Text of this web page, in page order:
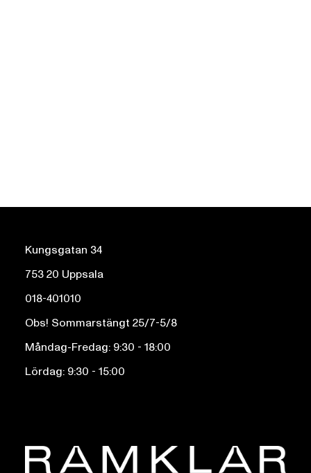
Kungsgatan 34
753 20 Uppsala
018-401010
Obs! Sommarstängt 25/7-5/8
Måndag-Fredag: 9:30 - 18:00
Lördag: 9:30 - 15:00